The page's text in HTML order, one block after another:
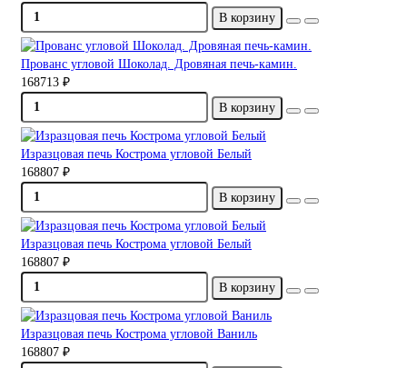
В корзину
Прованс угловой Шоколад. Дровяная печь-камин.
168713 ₽
В корзину
Изразцовая печь Кострома угловой Белый
168807 ₽
В корзину
Изразцовая печь Кострома угловой Белый
168807 ₽
В корзину
Изразцовая печь Кострома угловой Ваниль
168807 ₽